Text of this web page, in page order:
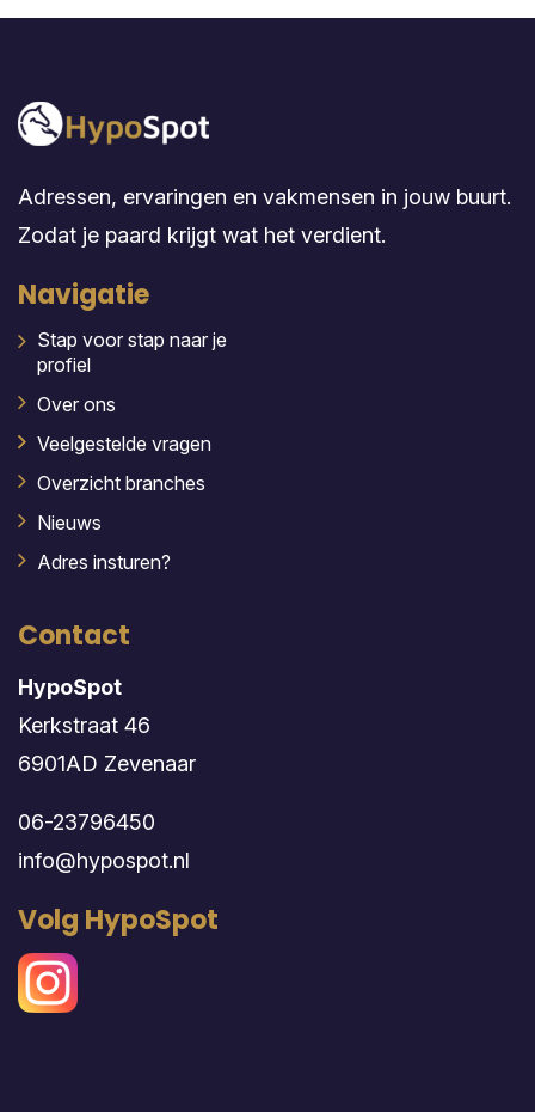
Adressen, ervaringen en vakmensen in jouw buurt.
Zodat je paard krijgt wat het verdient.
Navigatie
Stap voor stap naar je
profiel
Over ons
Veelgestelde vragen
Overzicht branches
Nieuws
Adres insturen?
Contact
HypoSpot
Kerkstraat 46
6901AD Zevenaar
06-23796450
info@hypospot.nl
Volg HypoSpot